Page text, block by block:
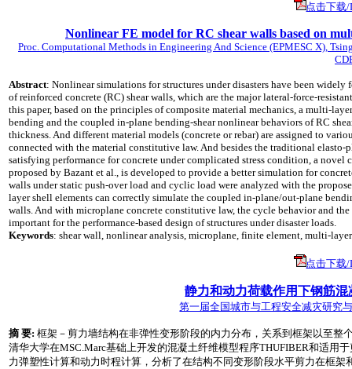
点击下载/
Nonlinear FE model for RC shear walls based on
Proc. Computational Methods in Engineering And Science (EPMESC X),
Abstract: Nonlinear simulations for structures under disasters have been
of reinforced concrete (RC) shear walls, which are the major lateral-force-
this paper, based on the principles of composite material mechanics, a multi-
bending and the coupled in-plane bending-shear nonlinear behaviors of RC
thickness. And different material models (concrete or rebar) are assigned to
connected with the material constitutive law. And besides the traditional
satisfying performance for concrete under complicated stress condition, a
proposed by Bazant et al., is developed to provide a better simulation for
walls under static push-over load and cyclic load were analyzed with the
layer shell elements can correctly simulate the coupled in-plane/out-plane
walls. And with microplane concrete constitutive law, the cycle behavior and
important for the performance-based design of structures under disaster loads.
Keywords: shear wall, nonlinear analysis, microplane, finite element, multi-
点击下载/
静力和动力荷载作用下钢筋
第一届全国城市与工程安全减灾研究
摘 要: 框架－剪力墙结构在非弹性变形阶段的内力分布，关系到框架以至整
清华大学在MSC.Marc基础上开发的混凝土纤维模型程序THUFIBER和适用
力弹塑性计算和动力时程计算，分析了在结构不同变形阶段水平剪力在框架